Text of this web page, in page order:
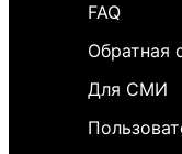
FAQ
Обратная
Для СМИ